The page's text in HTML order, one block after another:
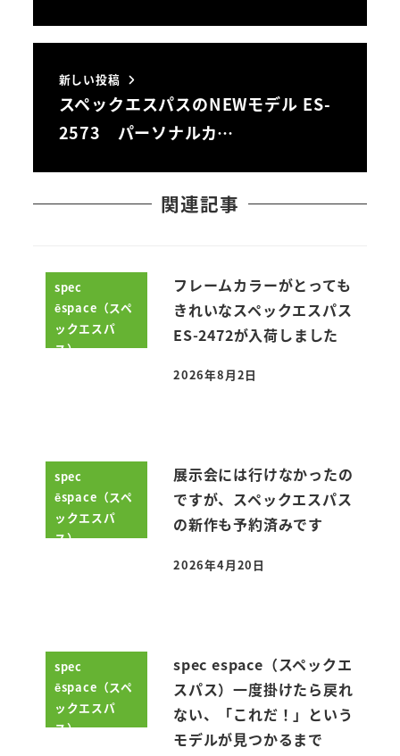
新しい投稿
スペックエスパスのNEWモデル ES-
2573 パーソナルカ…
関連記事
spec
ēspace（スペ
ックエスパ
ス）
フレームカラーがとっても
きれいなスペックエスパス
ES-2472が入荷しました
投稿日
2026年8月2日
spec
ēspace（スペ
ックエスパ
ス）
展示会には行けなかったの
ですが、スペックエスパス
の新作も予約済みです
投稿日
2026年4月20日
spec
ēspace（スペ
ックエスパ
ス）
spec espace（スペックエ
スパス）一度掛けたら戻れ
ない、「これだ！」という
モデルが見つかるまで